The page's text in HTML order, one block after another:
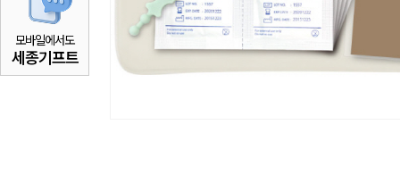
모바일에서도
세종기프트